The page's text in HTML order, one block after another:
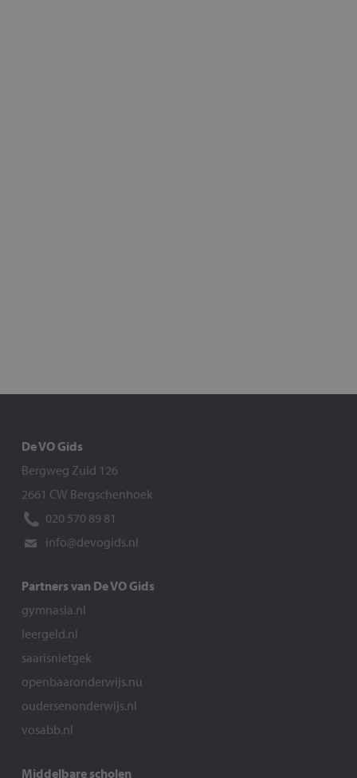
De VO Gids
Bergweg Zuid 126
2661 CW Bergschenhoek
020 570 89 81
info@devogids.nl
Partners van De VO Gids
gymnasia.nl
leergeld.nl
saarisnietgek
openbaaronderwijs.nu
oudersenonderwijs.nl
vosabb.nl
Middelbare scholen